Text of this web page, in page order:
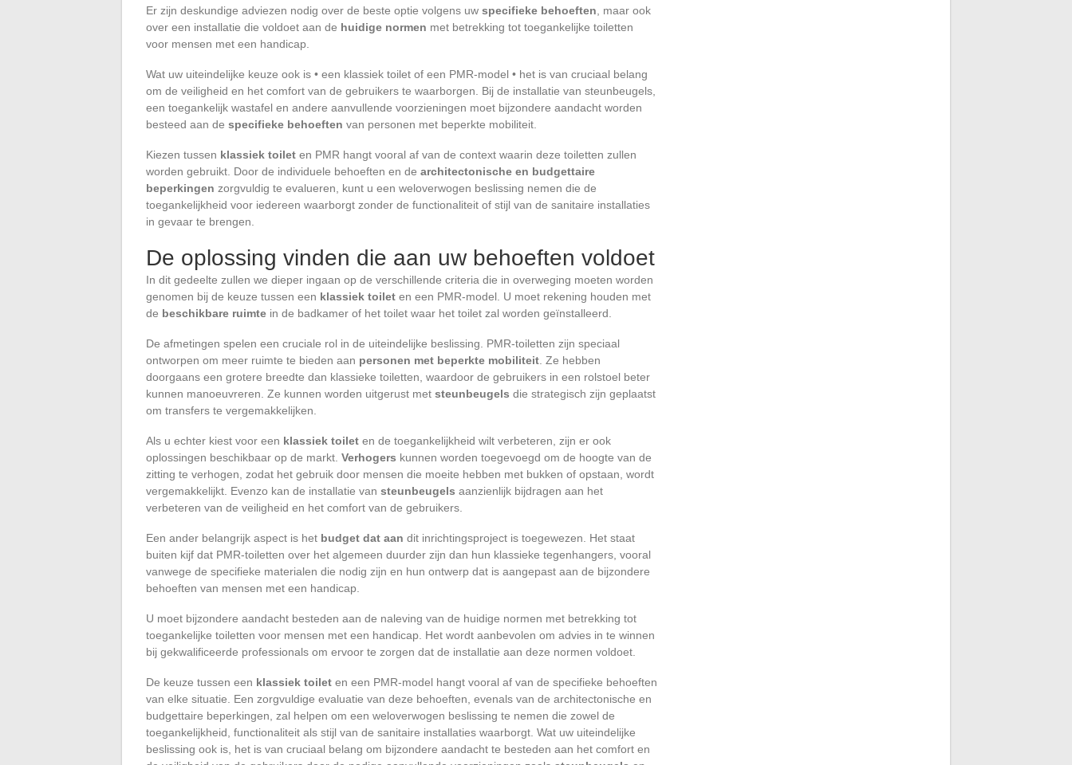
Er zijn deskundige adviezen nodig over de beste optie volgens uw specifieke behoeften, maar ook
over een installatie die voldoet aan de huidige normen met betrekking tot toegankelijke toiletten
voor mensen met een handicap.
Wat uw uiteindelijke keuze ook is • een klassiek toilet of een PMR-model • het is van cruciaal belang
om de veiligheid en het comfort van de gebruikers te waarborgen. Bij de installatie van steunbeugels,
een toegankelijk wastafel en andere aanvullende voorzieningen moet bijzondere aandacht worden
besteed aan de specifieke behoeften van personen met beperkte mobiliteit.
Kiezen tussen klassiek toilet en PMR hangt vooral af van de context waarin deze toiletten zullen
worden gebruikt. Door de individuele behoeften en de architectonische en budgettaire
beperkingen zorgvuldig te evalueren, kunt u een weloverwogen beslissing nemen die de
toegankelijkheid voor iedereen waarborgt zonder de functionaliteit of stijl van de sanitaire installaties
in gevaar te brengen.
De oplossing vinden die aan uw behoeften voldoet
In dit gedeelte zullen we dieper ingaan op de verschillende criteria die in overweging moeten worden
genomen bij de keuze tussen een klassiek toilet en een PMR-model. U moet rekening houden met
de beschikbare ruimte in de badkamer of het toilet waar het toilet zal worden geïnstalleerd.
De afmetingen spelen een cruciale rol in de uiteindelijke beslissing. PMR-toiletten zijn speciaal
ontworpen om meer ruimte te bieden aan personen met beperkte mobiliteit. Ze hebben
doorgaans een grotere breedte dan klassieke toiletten, waardoor de gebruikers in een rolstoel beter
kunnen manoeuvreren. Ze kunnen worden uitgerust met steunbeugels die strategisch zijn geplaatst
om transfers te vergemakkelijken.
Als u echter kiest voor een klassiek toilet en de toegankelijkheid wilt verbeteren, zijn er ook
oplossingen beschikbaar op de markt. Verhogers kunnen worden toegevoegd om de hoogte van de
zitting te verhogen, zodat het gebruik door mensen die moeite hebben met bukken of opstaan, wordt
vergemakkelijkt. Evenzo kan de installatie van steunbeugels aanzienlijk bijdragen aan het
verbeteren van de veiligheid en het comfort van de gebruikers.
Een ander belangrijk aspect is het budget dat aan dit inrichtingsproject is toegewezen. Het staat
buiten kijf dat PMR-toiletten over het algemeen duurder zijn dan hun klassieke tegenhangers, vooral
vanwege de specifieke materialen die nodig zijn en hun ontwerp dat is aangepast aan de bijzondere
behoeften van mensen met een handicap.
U moet bijzondere aandacht besteden aan de naleving van de huidige normen met betrekking tot
toegankelijke toiletten voor mensen met een handicap. Het wordt aanbevolen om advies in te winnen
bij gekwalificeerde professionals om ervoor te zorgen dat de installatie aan deze normen voldoet.
De keuze tussen een klassiek toilet en een PMR-model hangt vooral af van de specifieke behoeften
van elke situatie. Een zorgvuldige evaluatie van deze behoeften, evenals van de architectonische en
budgettaire beperkingen, zal helpen om een weloverwogen beslissing te nemen die zowel de
toegankelijkheid, functionaliteit als stijl van de sanitaire installaties waarborgt. Wat uw uiteindelijke
beslissing ook is, het is van cruciaal belang om bijzondere aandacht te besteden aan het comfort en